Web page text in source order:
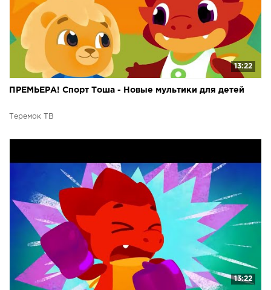
13:22
ПРЕМЬЕРА! Спорт Тоша - Новые мультики для детей
Теремок ТВ
13:22